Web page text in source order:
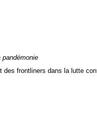
pandémonie
des frontliners dans la lutte